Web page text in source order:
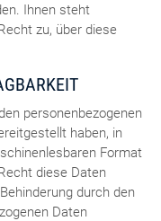
Ihnen steht
zu, über diese
personenbezogenen
haben, in
Format
diese Daten
durch den
Daten